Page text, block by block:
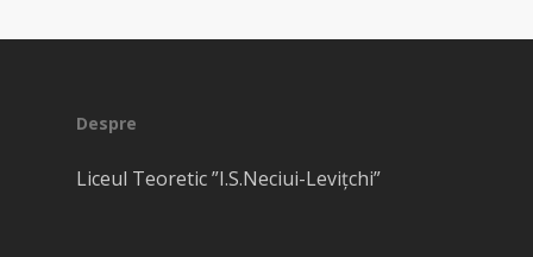
Despre
Liceul Teoretic ”I.S.Neciui-Levițchi”